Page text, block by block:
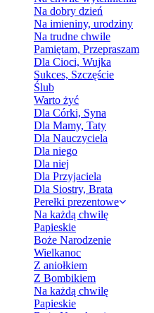
Na dobry dzień
Na imieniny, urodziny
Na trudne chwile
Pamiętam, Przepraszam
Dla Cioci, Wujka
Sukces, Szczęście
Ślub
Warto żyć
Dla Córki, Syna
Dla Mamy, Taty
Dla Nauczyciela
Dla niego
Dla niej
Dla Przyjaciela
Dla Siostry, Brata
Perełki prezentowe
Na każdą chwilę
Papieskie
Boże Narodzenie
Wielkanoc
Z aniołkiem
Z Bombikiem
Na każdą chwilę
Papieskie